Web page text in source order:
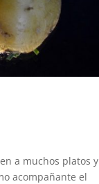
a muchos platos y
acompañante el